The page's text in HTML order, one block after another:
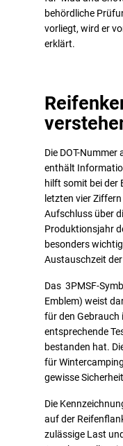
behördliche
vorliegt, wird er
erklärt.
Die DOT-
enthält
hilft somit bei der
letzten vier
Aufschluss über
Produktionsjahr
besonders
Austauschzeit
Das 3PMSF-
Emblem) weist
für den Gebrauch
entsprechende
bestanden hat.
für
gewisse
Die
auf der
zulässige Last